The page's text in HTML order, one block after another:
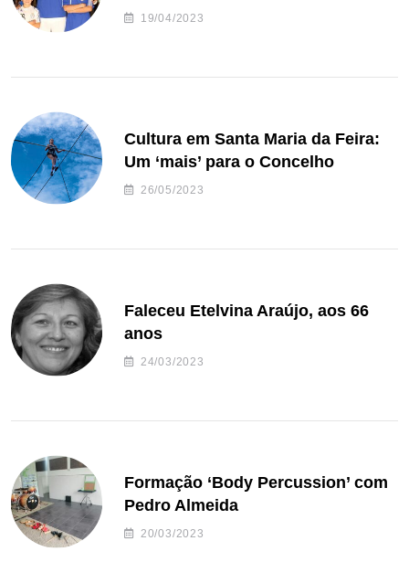
de andebol do Feirense
19/04/2023
Cultura em Santa Maria da Feira:
Um ‘mais’ para o Concelho
26/05/2023
Faleceu Etelvina Araújo, aos 66
anos
24/03/2023
Formação ‘Body Percussion’ com
Pedro Almeida
20/03/2023